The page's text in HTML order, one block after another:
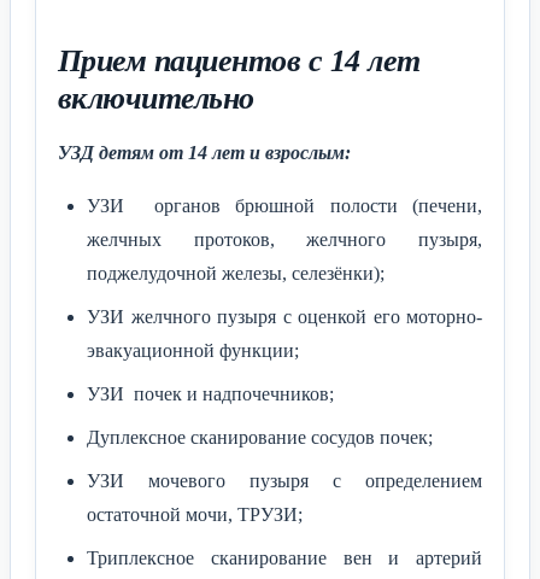
Прием пациентов с 14 лет
включительно
УЗД детям от 14 лет и взрослым:
УЗИ органов брюшной полости (печени,
желчных протоков, желчного пузыря,
поджелудочной железы, селезёнки);
УЗИ желчного пузыря с оценкой его моторно-
эвакуационной функции;
УЗИ почек и надпочечников;
Дуплексное сканирование сосудов почек;
УЗИ мочевого пузыря с определением
остаточной мочи, ТРУЗИ;
Триплексное сканирование вен и артерий